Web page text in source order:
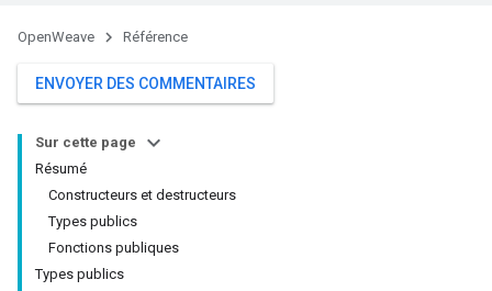
OpenWeave Référence
ENVOYER DES COMMENTAIRES
Sur cette page
Résumé
Constructeurs et destructeurs
Types publics
Fonctions publiques
Types publics